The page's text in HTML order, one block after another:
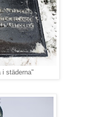
i städerna"